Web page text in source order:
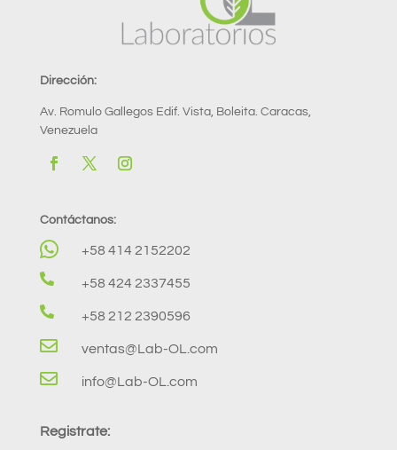
Dirección:
Av. Romulo Gallegos Edif. Vista, Boleita. Caracas,
Venezuela
Contáctanos:

+58 414 2152202

+58 424 2337455

+58 212 2390596
 ventas@Lab-OL.com
 info@Lab-OL.com
Registrate: